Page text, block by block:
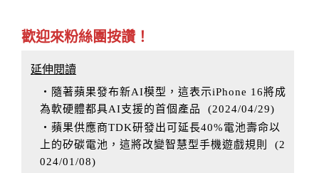
歡迎來粉絲團按讚！
延伸閱讀
‧隨著蘋果發布新AI模型，這表示iPhone 16將成
為軟硬體都具AI支援的首個產品
(2024/04/29)
‧蘋果供應商TDK研發出可延長40%電池壽命以
上的矽碳電池，這將改變智慧型手機遊戲規則
(2
024/01/08)